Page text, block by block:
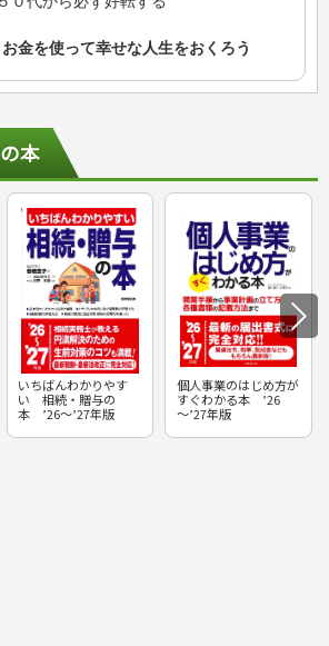
金を使って幸せな人生をおくろう
本
いちばんわかりやす
い 相続・贈与の
本 ’26～’27年版
個人事業のはじめ方が
すぐわかる本 ’26
～’27年版